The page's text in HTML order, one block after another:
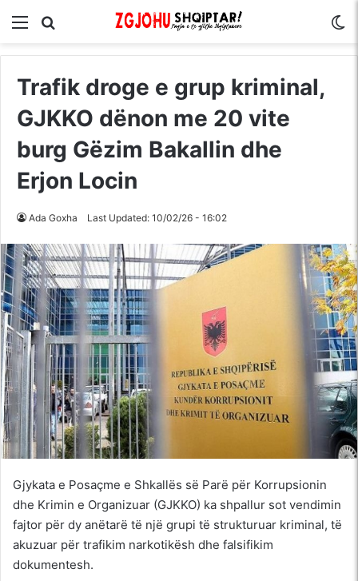
Menu
Trafik droge e grup kriminal,
GJKKO dënon me 20 vite
burg Gëzim Bakallin dhe
Erjon Locin
Ada Goxha Last Updated: 10/02/26 - 16:02
Gjykata e Posaçme e Shkallës së Parë për Korrupsionin
dhe Krimin e Organizuar (GJKKO) ka shpallur sot vendimin
fajtor për dy anëtarë të një grupi të strukturuar kriminal, të
akuzuar për trafikim narkotikësh dhe falsifikim
dokumentesh.